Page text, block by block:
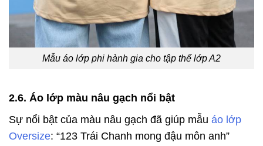
Mẫu áo lớp phi hành gia cho tập thể lớp A2
2.6. Áo lớp màu nâu gạch nổi bật
Sự nổi bật của màu nâu gạch đã giúp mẫu áo lớp
Oversize: “123 Trái Chanh mong đậu môn anh”